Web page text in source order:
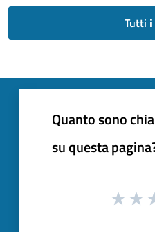
Tutti i
Quanto sono
su questa